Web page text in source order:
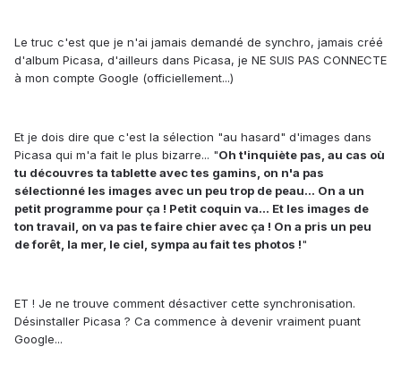
Le truc c'est que je n'ai jamais demandé de synchro, jamais créé
d'album Picasa, d'ailleurs dans Picasa, je NE SUIS PAS CONNECTE
à mon compte Google (officiellement...)
Et je dois dire que c'est la sélection "au hasard" d'images dans
Picasa qui m'a fait le plus bizarre... "Oh t'inquiète pas, au cas où
tu découvres ta tablette avec tes gamins, on n'a pas
sélectionné les images avec un peu trop de peau... On a un
petit programme pour ça ! Petit coquin va... Et les images de
ton travail, on va pas te faire chier avec ça ! On a pris un peu
de forêt, la mer, le ciel, sympa au fait tes photos !"
ET ! Je ne trouve comment désactiver cette synchronisation.
Désinstaller Picasa ? Ca commence à devenir vraiment puant
Google...